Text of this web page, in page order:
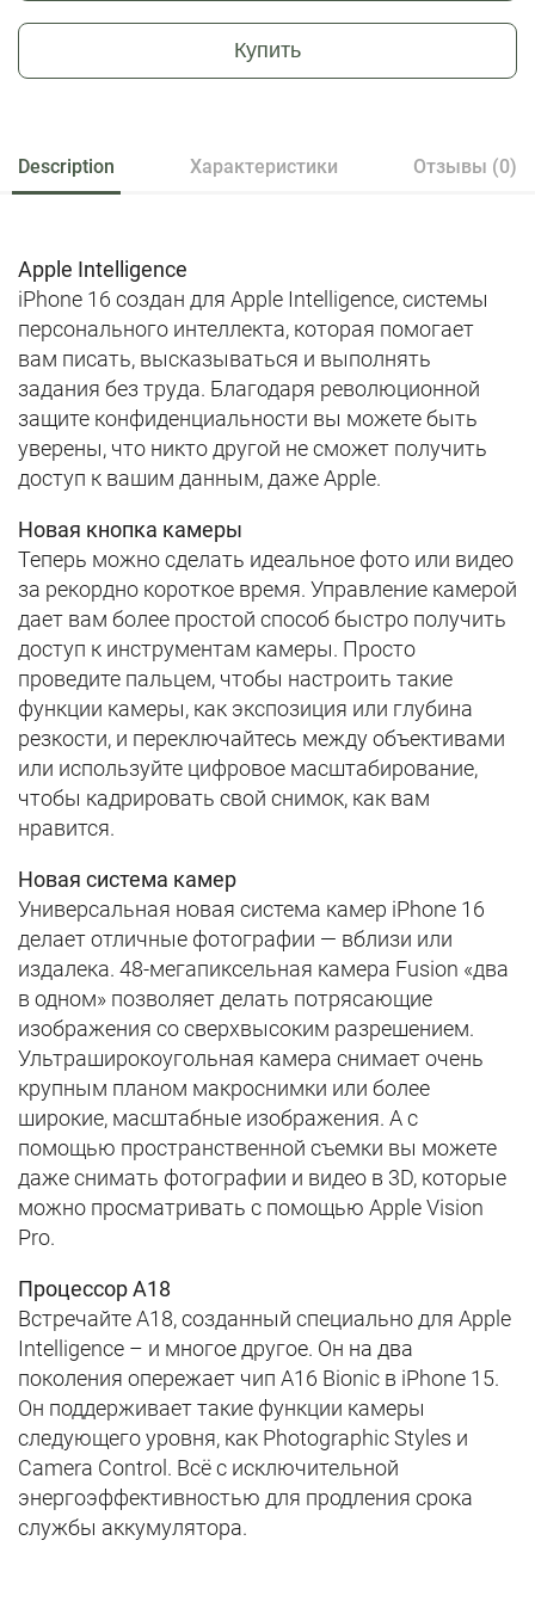
Купить
Description Характеристики Отзывы (0)
Apple Intelligence
iPhone 16 создан для Apple Intelligence, системы
персонального интеллекта, которая помогает
вам писать, высказываться и выполнять
задания без труда. Благодаря революционной
защите конфиденциальности вы можете быть
уверены, что никто другой не сможет получить
доступ к вашим данным, даже Apple.
Новая кнопка камеры
Теперь можно сделать идеальное фото или видео
за рекордно короткое время. Управление камерой
дает вам более простой способ быстро получить
доступ к инструментам камеры. Просто
проведите пальцем, чтобы настроить такие
функции камеры, как экспозиция или глубина
резкости, и переключайтесь между объективами
или используйте цифровое масштабирование,
чтобы кадрировать свой снимок, как вам
нравится.
Новая система камер
Универсальная новая система камер iPhone 16
делает отличные фотографии — вблизи или
издалека. 48-мегапиксельная камера Fusion «два
в одном» позволяет делать потрясающие
изображения со сверхвысоким разрешением.
Ультраширокоугольная камера снимает очень
крупным планом макроснимки или более
широкие, масштабные изображения. А с
помощью пространственной съемки вы можете
даже снимать фотографии и видео в 3D, которые
можно просматривать с помощью Apple Vision
Pro.
Процессор А18
Встречайте A18, созданный специально для Apple
Intelligence – и многое другое. Он на два
поколения опережает чип A16 Bionic в iPhone 15.
Он поддерживает такие функции камеры
следующего уровня, как Photographic Styles и
Camera Control. Всё с исключительной
энергоэффективностью для продления срока
службы аккумулятора.